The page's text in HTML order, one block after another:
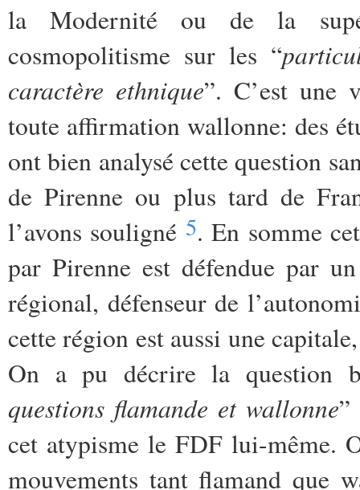
la Modernité ou de la
cosmopolitisme sur les “
caractère ethnique”. C’est une
toute affirmation wallonne: des
ont bien analysé cette question
de Pirenne ou plus tard de
l’avons souligné 5. En somme
par Pirenne est défendue par
régional, défenseur de
cette région est aussi une
On a pu décrire la question
questions flamande et wallonne”
cet atypisme le FDF lui-même.
mouvements tant flamand que